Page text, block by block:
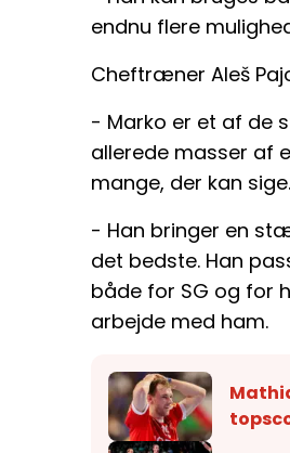
endnu flere
Cheftræner Aleš
- Marko er et af de
allerede masser af
mange, der kan sige.
- Han bringer en
det bedste. Han
både for SG og for
arbejde med ham.